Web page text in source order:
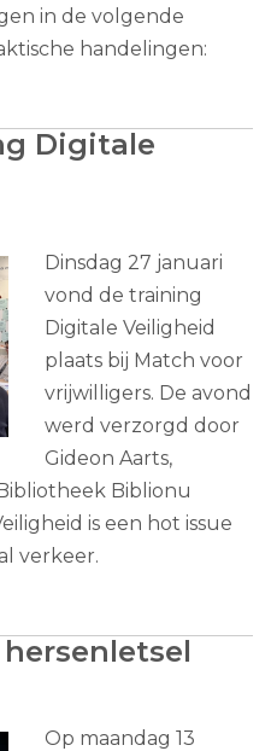
in de volgende
handelingen:
Digitale
Dinsdag 27 januari
vond de training
Digitale Veiligheid
plaats bij Match voor
vrijwilligers. De avond
werd verzorgd door
Gideon Aarts,
Biblionu
is een hot issue
verkeer.
Op maandag 13